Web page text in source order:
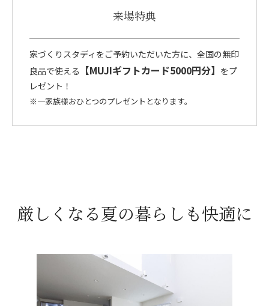
来場特典
家づくりスタディをご予約いただいた方に、全国の無印
良品で使える 【MUJIギフトカード5000円分】 をプ
レゼント！
※一家族様おひとつのプレゼントとなります。
厳しくなる夏の暮らしも快適に